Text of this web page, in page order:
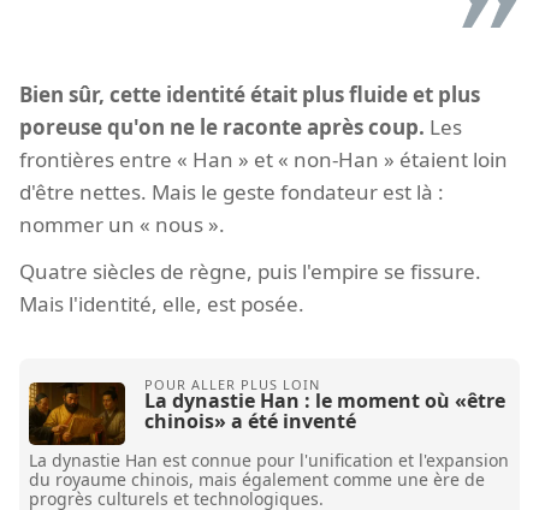
Bien sûr, cette identité était plus fluide et plus
poreuse qu'on ne le raconte après coup. Les
frontières entre « Han » et « non-Han » étaient loin
d'être nettes. Mais le geste fondateur est là :
nommer un « nous ».
Quatre siècles de règne, puis l'empire se fissure.
Mais l'identité, elle, est posée.
La dynastie Han : le moment où «être
chinois» a été inventé
La dynastie Han est connue pour l'unification et l'expansion
du royaume chinois, mais également comme une ère de
progrès culturels et technologiques.